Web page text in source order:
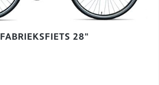
FABRIEKSFIETS 28"